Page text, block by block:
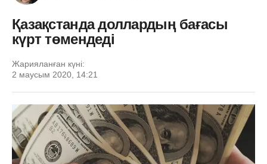
Қазақстанда доллардың бағасы
күрт төмендеді
Жарияланған күні:
2 маусым 2020, 14:21